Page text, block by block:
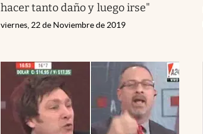
hacer tanto daño y luego irse"
viernes, 22 de Noviembre de 2019